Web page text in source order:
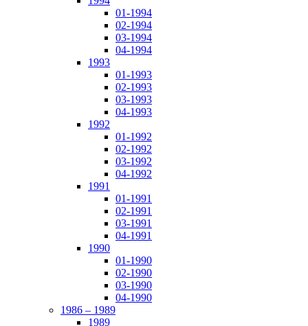
01-1994
02-1994
03-1994
04-1994
1993
01-1993
02-1993
03-1993
04-1993
1992
01-1992
02-1992
03-1992
04-1992
1991
01-1991
02-1991
03-1991
04-1991
1990
01-1990
02-1990
03-1990
04-1990
1986 – 1989
1989